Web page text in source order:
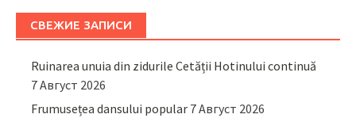
СВЕЖИЕ ЗАПИСИ
Ruinarea unuia din zidurile Cetății Hotinului continuă
7 Август 2026
Frumusețea dansului popular 7 Август 2026